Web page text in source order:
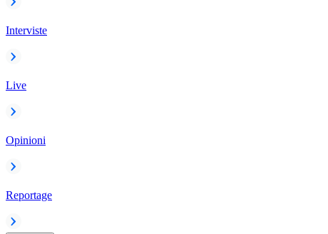
Interviste
Live
Opinioni
Reportage